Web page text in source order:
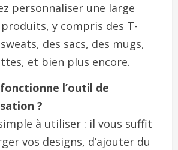
personnaliser une large
y compris des T-
des sacs, des mugs,
et bien plus encore.
l’outil de
?
à utiliser : il vous suffit
vos designs, d’ajouter du